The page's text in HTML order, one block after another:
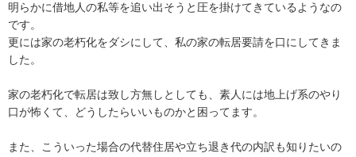
明らかに借地人の私等を追い出そうと圧を掛けてきているようなの
です。
更には家の老朽化をダシにして、私の家の転居要請を口にしてきま
した。
家の老朽化で転居は致し方無しとしても、素人には地上げ系のやり
口が怖くて、どうしたらいいものかと困ってます。
また、こういった場合の代替住居や立ち退き代の内訳も知りたいの